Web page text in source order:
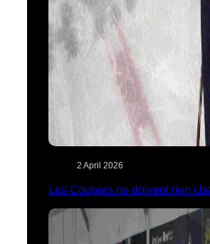
2 April 2026
Les Cougars ne doivent rien